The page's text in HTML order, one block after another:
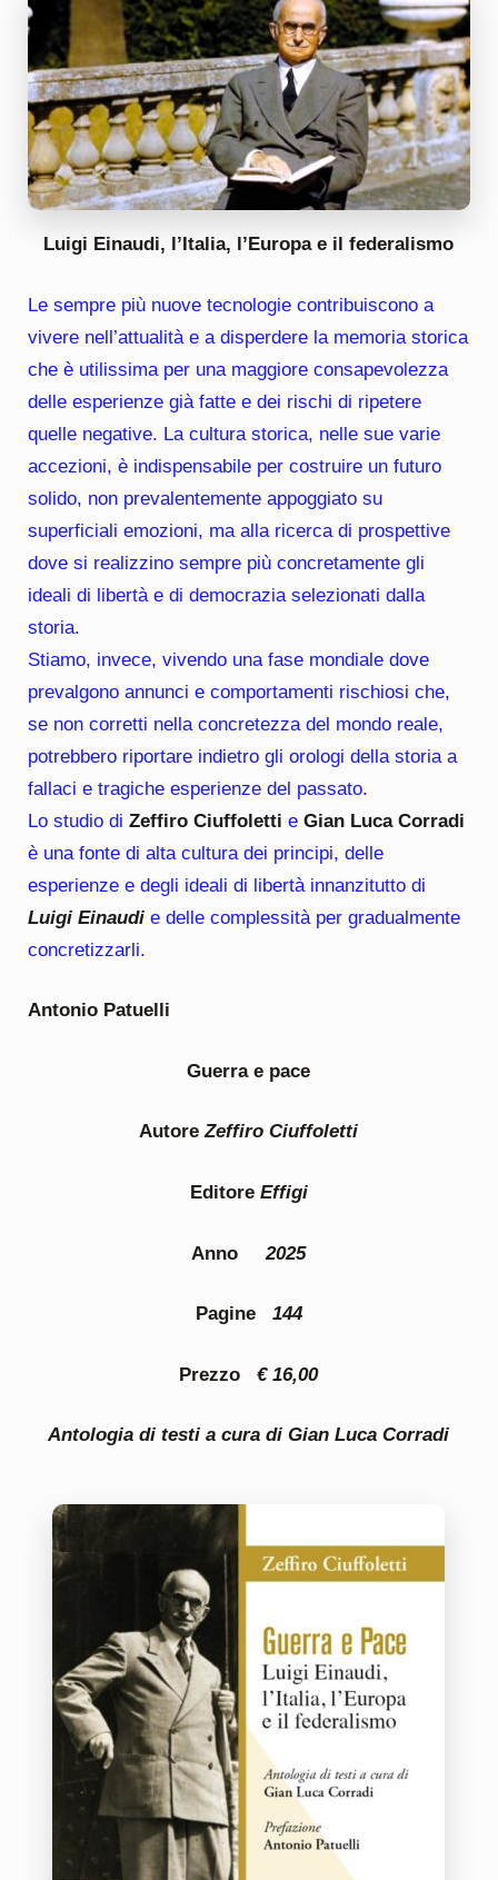
Luigi Einaudi, l’Italia, l’Europa e il federalismo
Le sempre più nuove tecnologie contribuiscono a
vivere nell’attualità e a disperdere la memoria storica
che è utilissima per una maggiore consapevolezza
delle esperienze già fatte e dei rischi di ripetere
quelle negative. La cultura storica, nelle sue varie
accezioni, è indispensabile per costruire un futuro
solido, non prevalentemente appoggiato su
superficiali emozioni, ma alla ricerca di prospettive
dove si realizzino sempre più concretamente gli
ideali di libertà e di democrazia selezionati dalla
storia.
Stiamo, invece, vivendo una fase mondiale dove
prevalgono annunci e comportamenti rischiosi che,
se non corretti nella concretezza del mondo reale,
potrebbero riportare indietro gli orologi della storia a
fallaci e tragiche esperienze del passato.
Lo studio di Zeffiro Ciuffoletti e Gian Luca Corradi
è una fonte di alta cultura dei principi, delle
esperienze e degli ideali di libertà innanzitutto di
Luigi Einaudie delle complessità per gradualmente
concretizzarli.
Antonio Patuelli
Guerra e pace
AutoreZeffiro Ciuffoletti
Editore Effigi
Anno2025
Pagine 144
Prezzo€ 16,00
Antologia di testi a cura di Gian Luca Corradi